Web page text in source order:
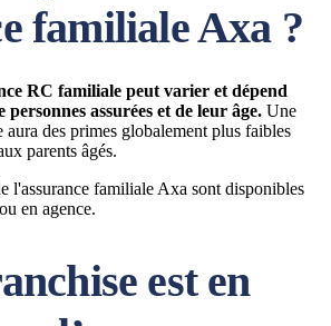
familiale Axa ?
RC familiale peut varier et dépend
assurées et de leur âge. Une
aura des primes globalement plus faibles
parents âgés.
l'assurance familiale Axa sont disponibles
en agence.
est en